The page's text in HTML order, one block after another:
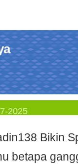
2025
Bikin
betapa